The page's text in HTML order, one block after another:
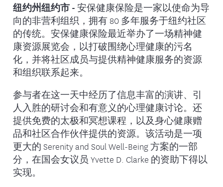
纽约州纽约市 - 安保健康保险是一家以使命为导
向的非营利组织，拥有 80 多年服务于纽约社区
的传统。安保健康保险最近举办了一场精神健
康资源展览会，以打破围绕心理健康的污名
化，并将社区成员与提供精神健康服务的资源
和组织联系起来。
参与者在这一天中经历了信息丰富的演讲、引
人入胜的研讨会和有意义的心理健康讨论。还
提供免费的太极和冥想课程，以及身心健康赠
品和社区合作伙伴提供的资源。该活动是一项
更大的 Serenity and Soul Well-Being 方案的一部
分，在国会女议员 Yvette D. Clarke 的资助下得以
实现。